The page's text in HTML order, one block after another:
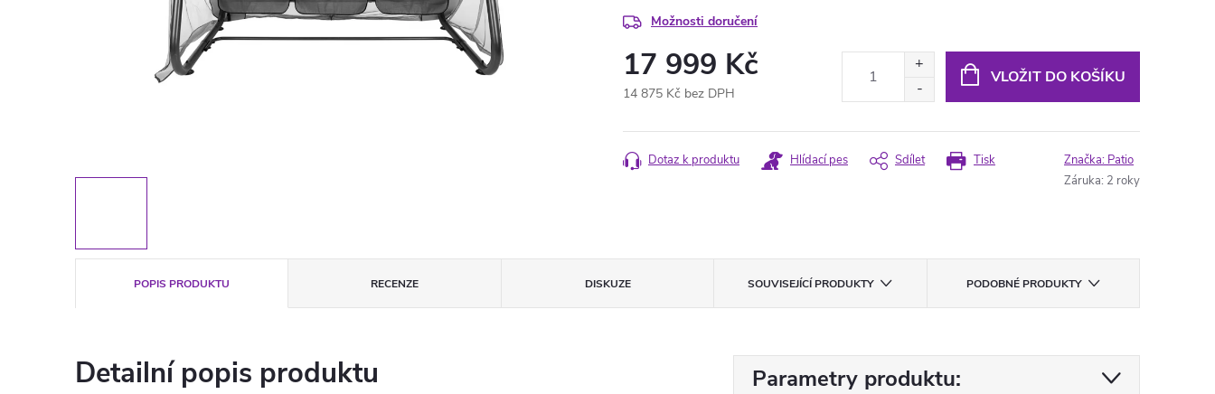
Možnosti doručení
17 999 Kč
14 875 Kč bez DPH
cena:
VLOŽIT DO KOŠÍKU
Tisk
Dotaz k produktu Hlídací pes Sdílet Značka: Patio
Záruka: 2 roky
POPIS PRODUKTU RECENZE DISKUZE SOUVISEJÍCÍ PRODUKTY PODOBNÉ PRODUKTY
Detailní popis produktu Parametry produktu: